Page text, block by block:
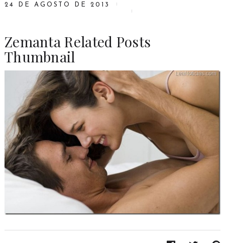
24 DE AGOSTO DE 2013
Zemanta Related Posts
Thumbnail